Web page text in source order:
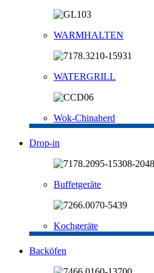
WARMHALTEN
WATERGRILL
Wok-Chinaherd
Drop-in
Buffetgeräte
Kochgeräte
Backöfen